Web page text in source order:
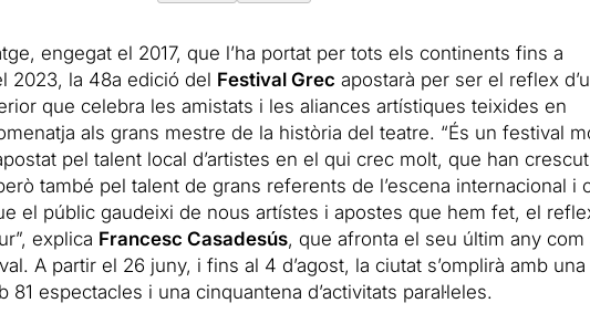
engegat el 2017, que l’ha portat per tots els continents fins a
2023, la 48a edició del Festival Grec apostarà per ser el reflex
que celebra les amistats i les aliances artístiques teixides en
als grans mestre de la història del teatre. “És un festival
pel talent local d’artistes en el qui crec molt, que han crescut
també pel talent de grans referents de l’escena internacional i
el públic gaudeixi de nous artístes i apostes que hem fet, el
explica Francesc Casadesús, que afronta el seu últim any com
A partir el 26 juny, i fins al 4 d’agost, la ciutat s’omplirà amb una
81 espectacles i una cinquantena d’activitats paral·leles.